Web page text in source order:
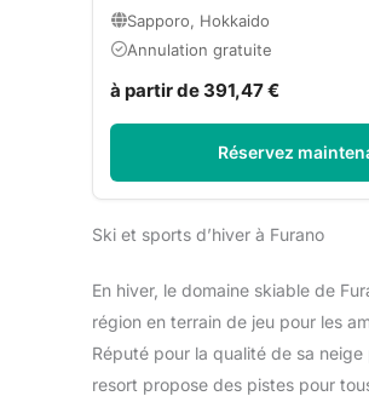
Sapporo, Hokkaido
Annulation gratuite
à partir de 391,47 €
Réservez
Ski et sports d’hiver à Furano
En hiver, le domaine skiable de
région en terrain de jeu pour les
Réputé pour la qualité de sa neige
resort propose des pistes pour